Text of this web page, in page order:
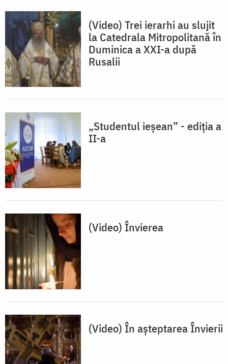
(Video) Trei ierarhi au slujit
la Catedrala Mitropolitană în
Duminica a XXI-a după
Rusalii
„Studentul ieșean” - ediția a
II-a
(Video) Învierea
(Video) În așteptarea Învierii